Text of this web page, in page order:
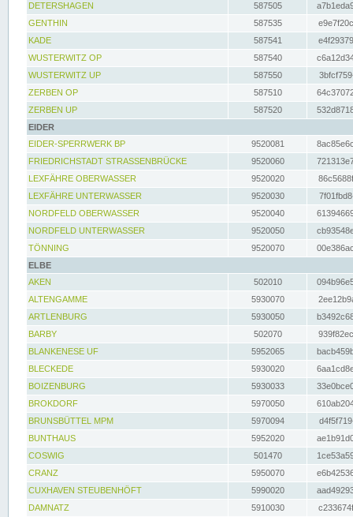
DETERSHAGEN
587505
GENTHIN
587535
KADE
587541
WUSTERWITZ OP
587540
WUSTERWITZ UP
587550
ZERBEN OP
587510
ZERBEN UP
587520
EIDER
EIDER-SPERRWERK BP
9520081
FRIEDRICHSTADT STRASSENBRÜCKE
9520060
LEXFÄHRE OBERWASSER
9520020
LEXFÄHRE UNTERWASSER
9520030
NORDFELD OBERWASSER
9520040
NORDFELD UNTERWASSER
9520050
TÖNNING
9520070
ELBE
AKEN
502010
ALTENGAMME
5930070
ARTLENBURG
5930050
BARBY
502070
BLANKENESE UF
5952065
BLECKEDE
5930020
BOIZENBURG
5930033
BROKDORF
5970050
BRUNSBÜTTEL MPM
5970094
BUNTHAUS
5952020
COSWIG
501470
CRANZ
5950070
CUXHAVEN STEUBENHÖFT
5990020
DAMNATZ
5910030